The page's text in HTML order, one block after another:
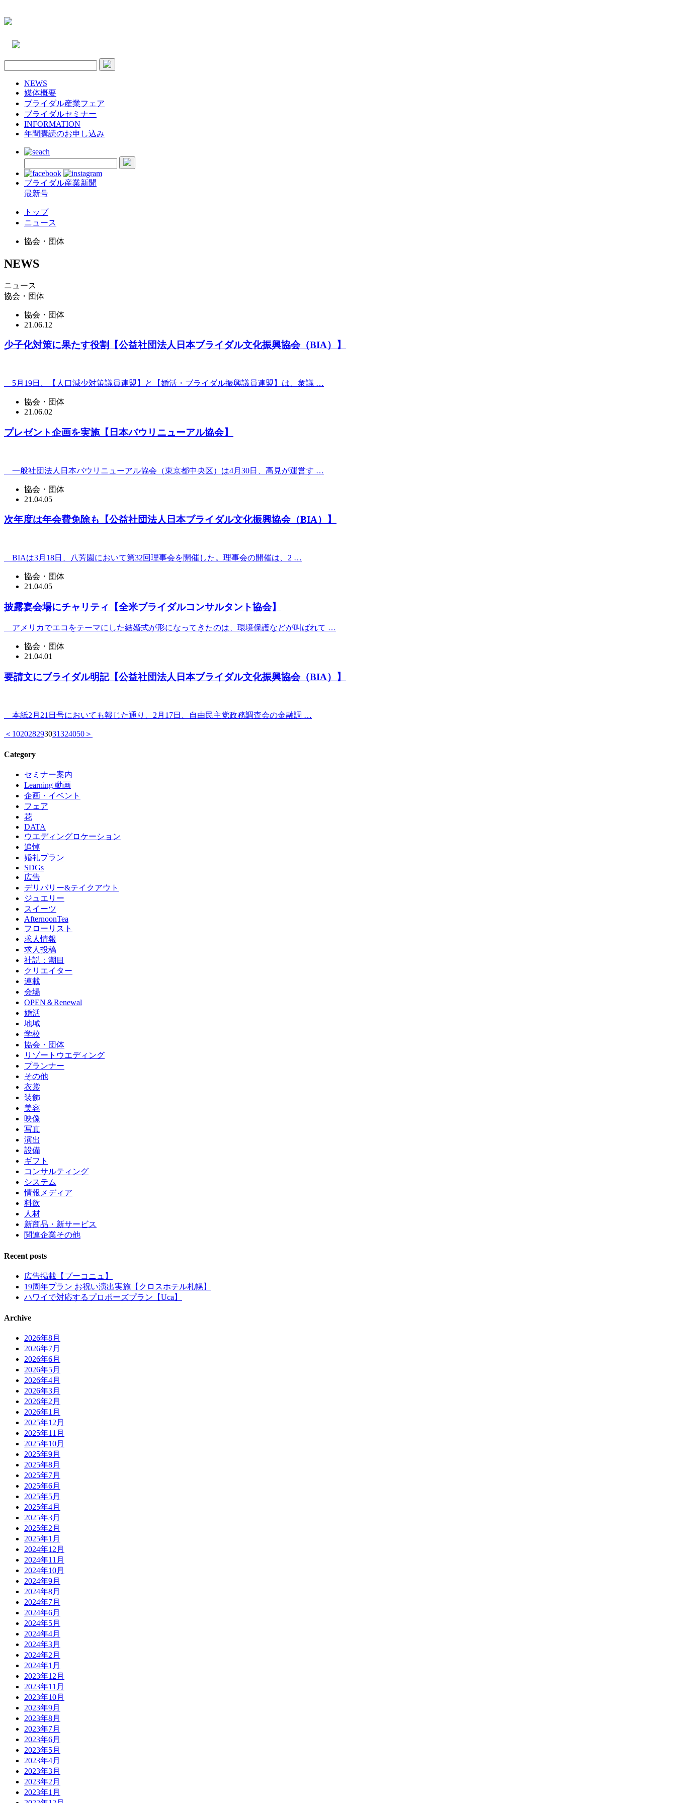
NEWS
媒体概要
ブライダル産業フェア
ブライダルセミナー
INFORMATION
年間購読のお申し込み
ブライダル産業新聞
最新号
トップ
ニュース
協会・団体
NEWS
ニュース
協会・団体
協会・団体
21.06.12
少子化対策に果たす役割【公益社団法人日本ブライダル文化振興協会（BIA）】
5月19日、【人口減少対策議員連盟】と【婚活・ブライダル振興議員連盟】は、衆議 …
協会・団体
21.06.02
プレゼント企画を実施【日本バウリニューアル協会】
一般社団法人日本バウリニューアル協会（東京都中央区）は4月30日、高見が運営す …
協会・団体
21.04.05
次年度は年会費免除も【公益社団法人日本ブライダル文化振興協会（BIA）】
BIAは3月18日、八芳園において第32回理事会を開催した。理事会の開催は、2 …
協会・団体
21.04.05
披露宴会場にチャリティ【全米ブライダルコンサルタント協会】
アメリカでエコをテーマにした結婚式が形になってきたのは、環境保護などが叫ばれて …
協会・団体
21.04.01
要請文にブライダル明記【公益社団法人日本ブライダル文化振興協会（BIA）】
本紙2月21日号においても報じた通り、2月17日、自由民主党政務調査会の金融調 …
＜ 102028293031324050 ＞
Category
セミナー案内
Learning 動画
企画・イベント
フェア
花
DATA
ウエディングロケーション
追悼
婚礼プラン
SDGs
広告
デリバリー&テイクアウト
ジュエリー
スイーツ
AfternoonTea
フローリスト
求人情報
求人投稿
社説：潮目
クリエイター
連載
会場
OPEN＆Renewal
婚活
地域
学校
協会・団体
リゾートウエディング
プランナー
その他
衣裳
装飾
美容
映像
写真
演出
設備
ギフト
コンサルティング
システム
情報メディア
料飲
人材
新商品・新サービス
関連企業その他
Recent posts
広告掲載【プーコニュ】
19周年プラン お祝い演出実施【クロスホテル札幌】
ハワイで対応するプロポーズプラン【Uca】
Archive
2026年8月
2026年7月
2026年6月
2026年5月
2026年4月
2026年3月
2026年2月
2026年1月
2025年12月
2025年11月
2025年10月
2025年9月
2025年8月
2025年7月
2025年6月
2025年5月
2025年4月
2025年3月
2025年2月
2025年1月
2024年12月
2024年11月
2024年10月
2024年9月
2024年8月
2024年7月
2024年6月
2024年5月
2024年4月
2024年3月
2024年2月
2024年1月
2023年12月
2023年11月
2023年10月
2023年9月
2023年8月
2023年7月
2023年6月
2023年5月
2023年4月
2023年3月
2023年2月
2023年1月